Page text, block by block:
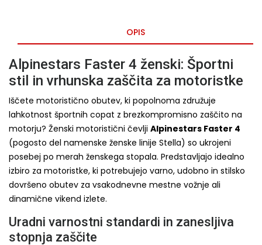
OPIS
Alpinestars Faster 4 ženski: Športni
stil in vrhunska zaščita za motoristke
Iščete motoristično obutev, ki popolnoma združuje
lahkotnost športnih copat z brezkompromisno zaščito na
motorju? Ženski motoristični čevlji Alpinestars Faster 4
(pogosto del namenske ženske linije Stella) so ukrojeni
posebej po merah ženskega stopala. Predstavljajo idealno
izbiro za motoristke, ki potrebujejo varno, udobno in stilsko
dovršeno obutev za vsakodnevne mestne vožnje ali
dinamične vikend izlete.
Uradni varnostni standardi in zanesljiva
stopnja zaščite